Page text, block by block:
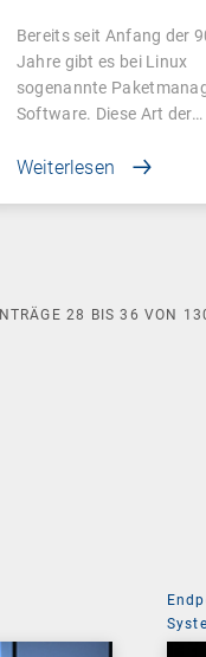
Bereits seit Anfang der
Jahre gibt es bei Linux
sogenannte
Software. Diese Art der…
Weiterlesen
28 BIS36 VON